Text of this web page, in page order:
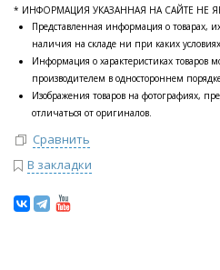
* ИНФОРМАЦИЯ УКАЗАННАЯ НА САЙТЕ НЕ
Представленная информация о товарах,
наличия на складе ни при каких
Информация о характеристиках
производителем в одностороннем
Изображения товаров на фотографиях,
отличаться от оригиналов.
Сравнить
В закладки